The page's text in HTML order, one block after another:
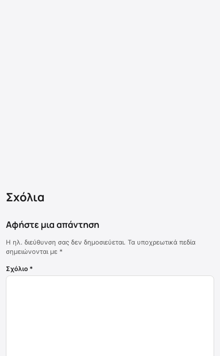
Σχόλια
Αφήστε μια απάντηση
Η ηλ. διεύθυνση σας δεν δημοσιεύεται. Τα υποχρεωτικά πεδία
σημειώνονται με *
Σχόλιο *